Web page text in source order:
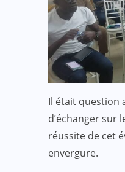
Il était question
d’échanger sur
réussite de cet
envergure.